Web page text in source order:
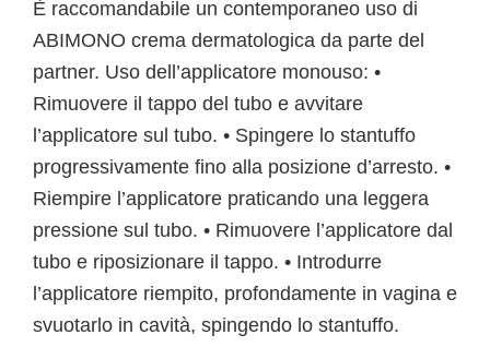
È raccomandabile un contemporaneo uso di
ABIMONO crema dermatologica da parte del
partner. Uso dell’applicatore monouso: •
Rimuovere il tappo del tubo e avvitare
l’applicatore sul tubo. • Spingere lo stantuffo
progressivamente fino alla posizione d’arresto. •
Riempire l’applicatore praticando una leggera
pressione sul tubo. • Rimuovere l’applicatore dal
tubo e riposizionare il tappo. • Introdurre
l’applicatore riempito, profondamente in vagina e
svuotarlo in cavità, spingendo lo stantuffo.